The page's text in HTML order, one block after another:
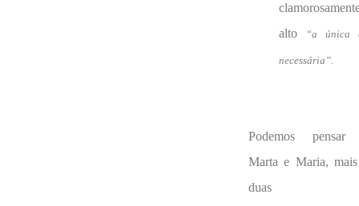
alto
“a única
necessária”.
Podemos pensar
Marta e Maria,
duas